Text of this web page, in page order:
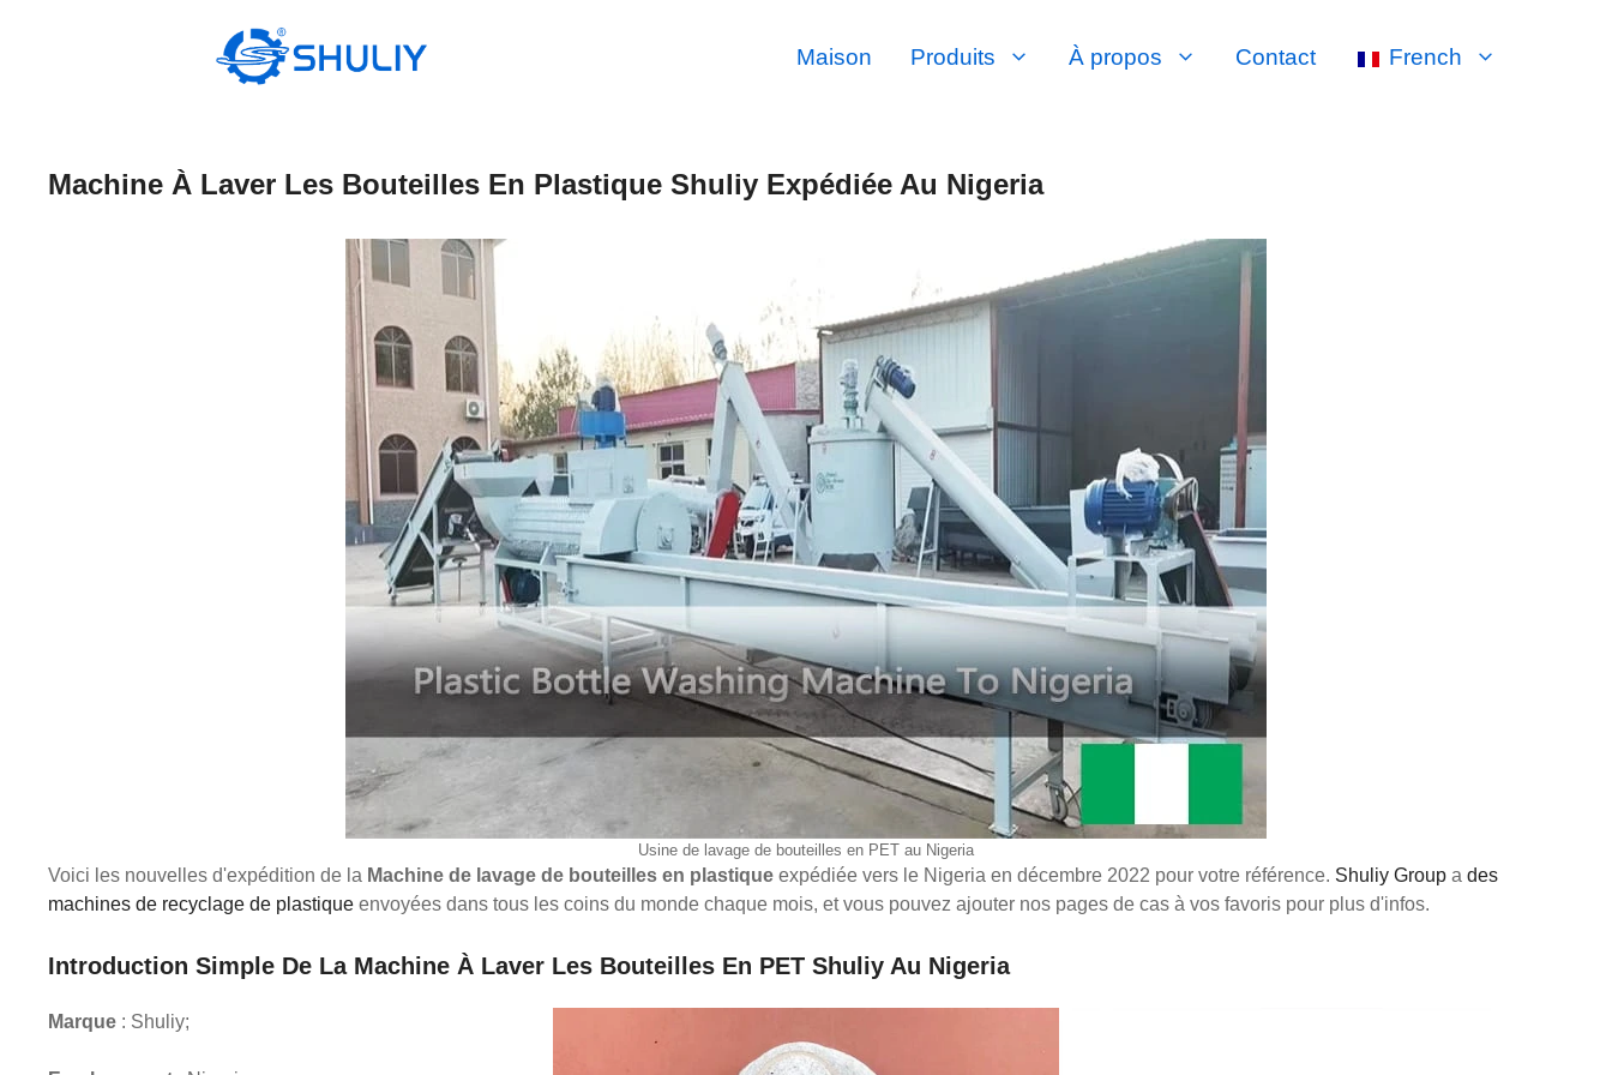
Maison Produits À propos Contact French
Machine À Laver Les Bouteilles En Plastique Shuliy Expédiée Au Nigeria
Usine de lavage de bouteilles en PET au Nigeria
Voici les nouvelles d'expédition de la Machine de lavage de bouteilles en plastique expédiée vers le Nigeria en décembre 2022 pour votre référence. Shuliy Group a des
machines de recyclage de plastique envoyées dans tous les coins du monde chaque mois, et vous pouvez ajouter nos pages de cas à vos favoris pour plus d'infos.
Introduction Simple De La Machine À Laver Les Bouteilles En PET Shuliy Au Nigeria
Marque : Shuliy;